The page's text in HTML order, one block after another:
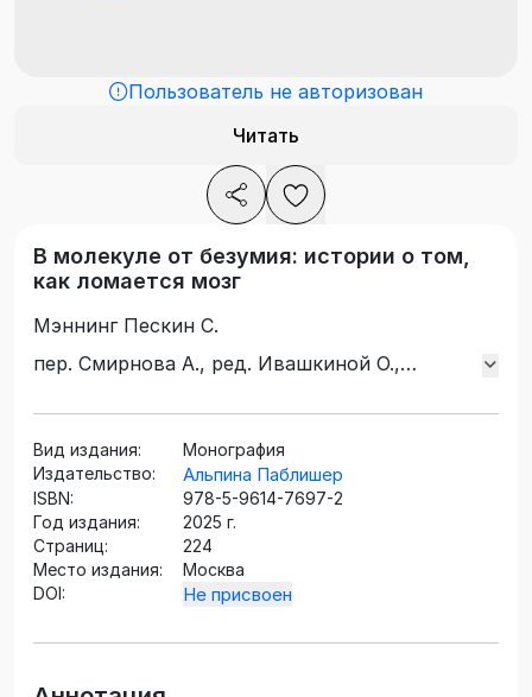
Пользователь не авторизован
Читать
В молекуле от безумия: истории о том,
как ломается мозг
Мэннинг Пескин С.
пер. Смирнова А., ред. Ивашкиной О.,
Вид издания:
Монография
Издательство:
Альпина Паблишер
ISBN:
978-5-9614-7697-2
Год издания:
2025 г.
Страниц:
224
Место издания:
Москва
DOI:
Не присвоен